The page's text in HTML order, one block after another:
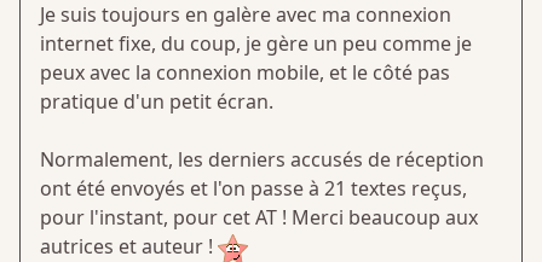
Je suis toujours en galère avec ma connexion
internet fixe, du coup, je gère un peu comme je
peux avec la connexion mobile, et le côté pas
pratique d'un petit écran.
Normalement, les derniers accusés de réception
ont été envoyés et l'on passe à 21 textes reçus,
pour l'instant, pour cet AT ! Merci beaucoup aux
autrices et auteur !